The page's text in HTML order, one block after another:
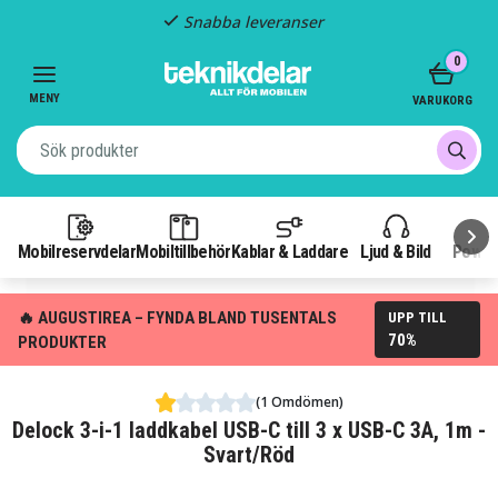
Snabba leveranser
MENY
MobilreservdelarMobiltillbehör Kablar & Laddare Ljud & Bild
0
VARUKORG
🔥 AUGUSTIREA – FYNDA BLAND TUSENTALS
PRODUKTER
UPP TILL
70%
(1 Omdömen)
Delock 3-i-1 laddkabel USB-C till 3 x USB-C 3A, 1m -
Svart/Röd